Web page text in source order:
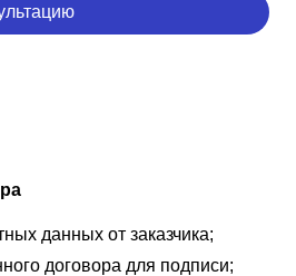
данных от заказчика;
договора для подписи;